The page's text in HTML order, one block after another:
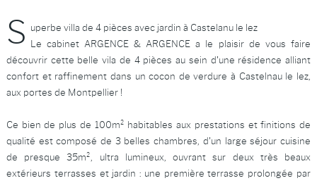
S uperbe villa de 4 pièces avec jardin à Castelanu le lez
Le cabinet ARGENCE & ARGENCE a le plaisir de vous faire
découvrir cette belle vila de 4 pièces au sein d'une résidence alliant
confort et raffinement dans un cocon de verdure à Castelnau le lez,
aux portes de Montpellier !
Ce bien de plus de 100m² habitables aux prestations et finitions de
qualité est composé de 3 belles chambres, d'un large séjour cuisine
de presque 35m², ultra lumineux, ouvrant sur deux très beaux
extérieurs terrasses et jardin : une première terrasse prolongée par